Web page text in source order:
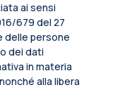
ai sensi
679 del 27
delle persone
dei dati
in materia
alla libera